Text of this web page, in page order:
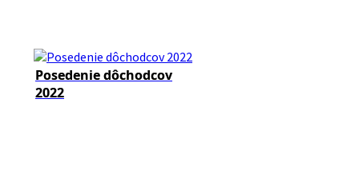
Posedenie dôchodcov
2022